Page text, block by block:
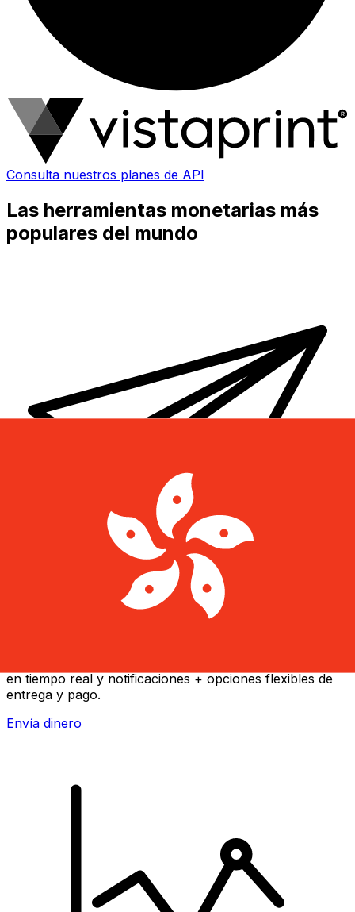
Consulta nuestros planes de API
Las herramientas monetarias más
populares del mundo
en tiempo real y notificaciones + opciones flexibles de
entrega y pago.
Envía dinero